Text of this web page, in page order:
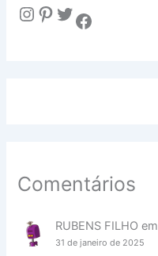
Instagram Pinterest Twitter Facebook
Comentários
RUBENS FILHO em
31 de janeiro de 2025